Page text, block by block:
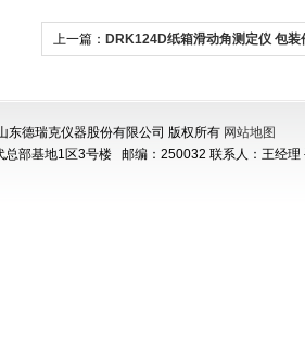
上一篇： DRK124D纸箱滑动角测定仪 包装
东德瑞克仪器股份有限公司 版权所有 网站地图
总部基地1区3号楼 邮编：250032 联系人：王经